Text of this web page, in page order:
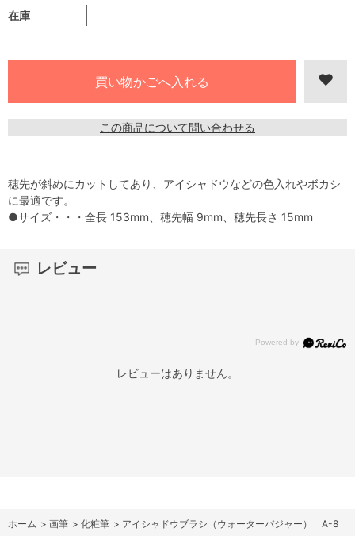
在庫
この商品について問い合わせる
穂先が斜めにカットしてあり、アイシャドウなどの色入れやボカシ
に最適です。
●サイズ・・・全長 153mm、穂先幅 9mm、穂先長さ 15mm
レビュー
レビューはありません。
ホーム > 画筆 > 化粧筆 > アイシャドウブラシ（ウォーターバジャー） A-8